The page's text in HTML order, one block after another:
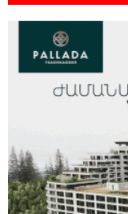
17-
հասցեներում լույս